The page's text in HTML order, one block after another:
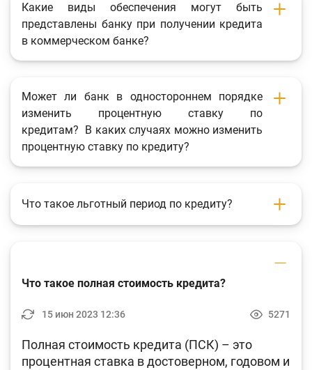
Анкетирование
Опросы
Фотогалерея
О проекте
Поиск по сайту
Карта сайта
Какие виды обеспечения могут быть
представлены банку при получении кредита
в коммерческом банке?
Может ли банк в одностороннем порядке
изменить процентную ставку по
кредитам? В каких случаях можно изменить
процентную ставку по кредиту?
Что такое льготный период по кредиту?
Что такое полная стоимость кредита?
15 июн 2023 12:36 5271
Полная стоимость кредита (ПСК) – это
процентная ставка в достоверном, годовом и